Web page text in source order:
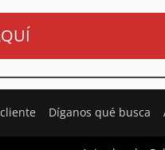
Díganos qué busca